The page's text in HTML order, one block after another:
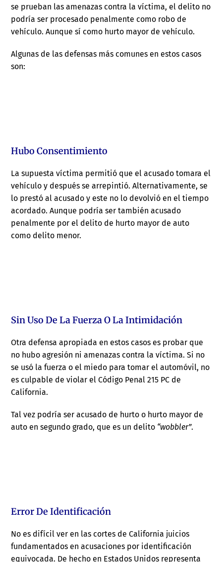
se prueban las amenazas contra la víctima, el delito no
podría ser procesado penalmente como robo de
vehículo. Aunque sí como hurto mayor de vehículo.
Algunas de las defensas más comunes en estos casos
son:
Hubo Consentimiento
La supuesta víctima permitió que el acusado tomara el
vehículo y después se arrepintió. Alternativamente, se
lo prestó al acusado y este no lo devolvió en el tiempo
acordado. Aunque podría ser también acusado
penalmente por el delito de hurto mayor de auto
como delito menor.
Sin Uso De La Fuerza O La Intimidación
Otra defensa apropiada en estos casos es probar que
no hubo agresión ni amenazas contra la víctima. Si no
se usó la fuerza o el miedo para tomar el automóvil, no
es culpable de violar el Código Penal 215 PC de
California.
Tal vez podría ser acusado de hurto o hurto mayor de
auto en segundo grado, que es un delito “wobbler”.
Error De Identificación
No es difícil ver en las cortes de California juicios
fundamentados en acusaciones por identificación
equivocada. De hecho en Estados Unidos representa